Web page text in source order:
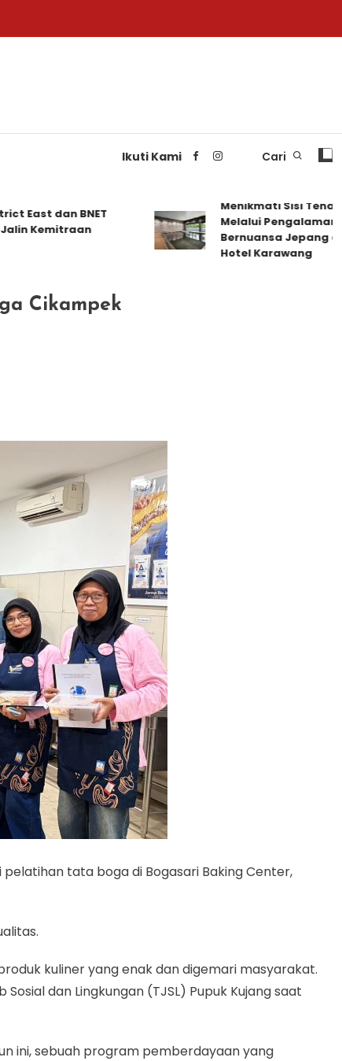
Ikuti Kami Cari
dan BNET
Menikmati Sisi Tenang
Melalui Pengalaman
Bernuansa Jepang di
Hotel Karawang
Cikampek
tata boga di Bogasari Baking Center,
kuliner yang enak dan digemari masyarakat.
dan Lingkungan (TJSL) Pupuk Kujang saat
ini, sebuah program pemberdayaan yang